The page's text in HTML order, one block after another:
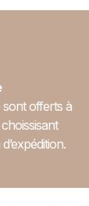
sont offerts à